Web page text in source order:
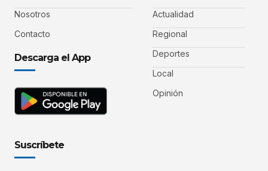
Nosotros
Contacto
Descarga el App
Actualidad
Regional
Deportes
Local
Opinión
Suscríbete